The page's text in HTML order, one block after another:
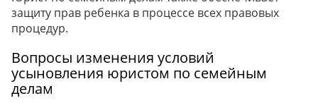
защиту прав ребенка в процессе всех правовых
процедур.
Вопросы изменения условий
усыновления юристом по семейным
делам